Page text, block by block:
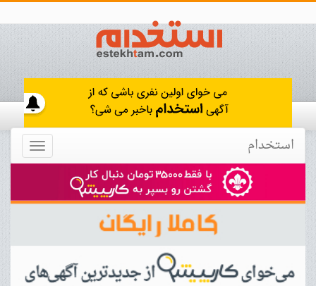
Toggle استخدام